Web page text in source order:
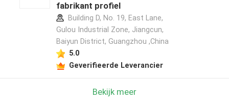
fabrikant profiel
Building D, No. 19, East Lane,
Gulou Industrial Zone, Jiangcun,
Baiyun District, Guangzhou ,China
5.0
Geverifieerde Leverancier
Bekijk meer